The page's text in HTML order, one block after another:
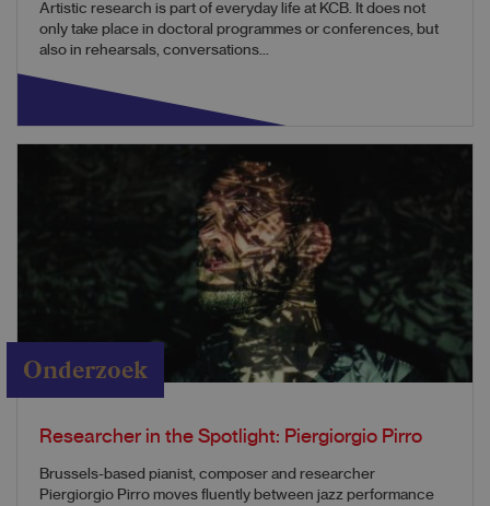
Artistic research is part of everyday life at KCB. It does not
only take place in doctoral programmes or conferences, but
also in rehearsals, conversations...
Onderzoek
Researcher in the Spotlight: Piergiorgio Pirro
Brussels-based pianist, composer and researcher
Piergiorgio Pirro moves fluently between jazz performance